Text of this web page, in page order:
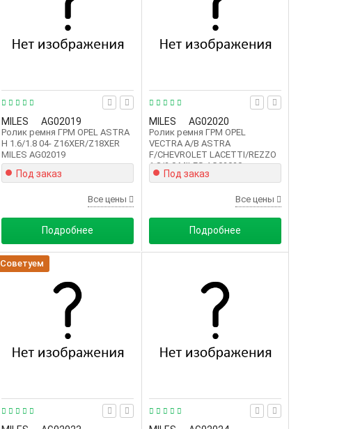
MILES AG02019
Ролик ремня ГРМ OPEL ASTRA
H 1.6/1.8 04- Z16XER/Z18XER
MILES AG02019
Под заказ
Все цены
Подробнее
MILES AG02020
Ролик ремня ГРМ OPEL
VECTRA A/B ASTRA
F/CHEVROLET LACETTI/REZZO
1.8/2.0 MILES AG02020
Под заказ
Все цены
Подробнее
Советуем